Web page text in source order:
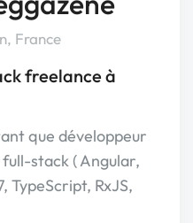
France
freelance à
que développeur
stack ( Angular,
TypeScript, RxJS,